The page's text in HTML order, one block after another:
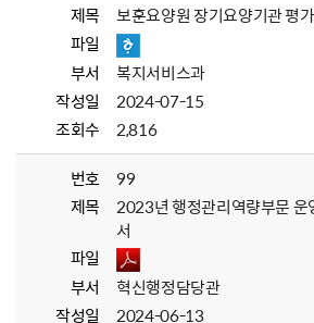
제목
보훈요양원 장기요양기관 평
파일
부서
복지서비스과
작성일
2024-07-15
조회수
2,816
번호
99
제목
2023년 행정관리역량부문 운
서
파일
부서
혁신행정담당관
작성일
2024-06-13